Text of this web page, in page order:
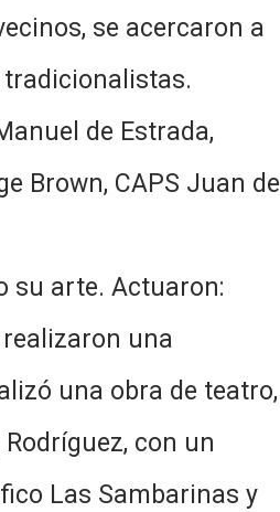
se acercaron a
de Estrada,
Brown, CAPS Juan de
su arte. Actuaron:
realizaron una
una obra de teatro,
con un
Las Sambarinas y